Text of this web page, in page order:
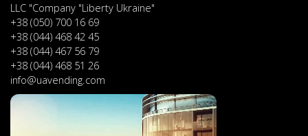
LLC "Company "Liberty Ukraine"
+38 (050) 700 16 69
+38 (044) 468 42 45
+38 (044) 467 56 79
+38 (044) 468 51 26
info@uavending.com